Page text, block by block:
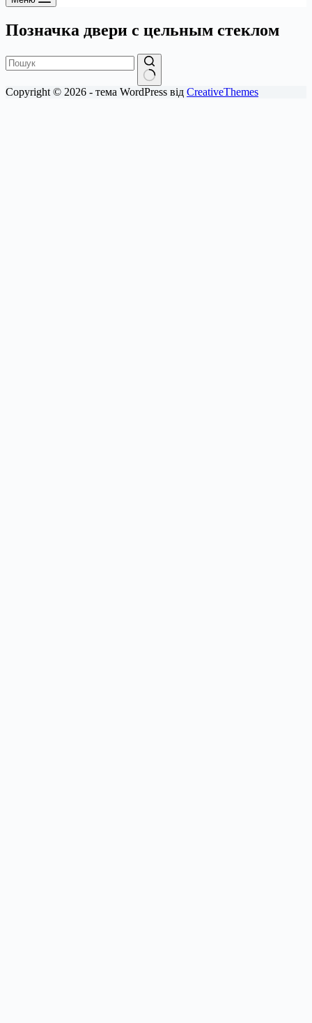
Позначка двери с цельным стеклом
Немає
Copyright © 2026 - тема WordPress від CreativeThemes